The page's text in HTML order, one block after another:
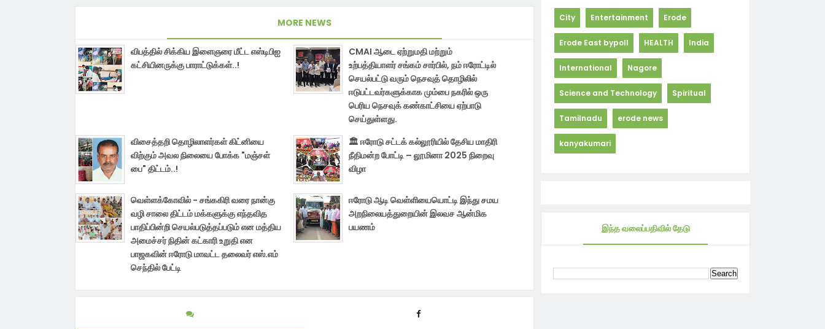
MORE NEWS
விபத்தில் சிக்கிய இளைஞரை மீட்ட எஸ்டிபிஐ
கட்சியினருக்கு பாராட்டுக்கள்..!
CMAI ஆடை ஏற்றுமதி மற்றும்
உற்பத்தியாளர் சங்கம் சார்பில், நம் ஈரோட்டில்
செயல்பட்டு வரும் நெசவுத் தொழிலில்
ஈடுபட்டவர்களுக்காக மும்பை நகரில் ஒரு
பெரிய நெசவுக் கண்காட்சியை ஏற்பாடு
செய்துள்ளது.
விசைத்தறி தொழிலாளர்கள் கிட்னியை
விற்கும் அவல நிலையை போக்க "மஞ்சள்
பை" திட்டம்..!
🏛️ ஈரோடு சட்டக் கல்லூரியில் தேசிய மாதிரி
நீதிமன்ற போட்டி – லூமினா 2025 நிறைவு
விழா
வெள்ளக்கோவில் - சங்ககிரி வரை நான்கு
வழி சாலை திட்டம் மக்களுக்கு எந்தவித
பாதிப்பின்றி செயல்படுத்தப்படும் என மத்திய
அமைச்சர் நிதின் கட்காரி உறுதி என
பாஜகவின் ஈரோடு மாவட்ட தலைவர் எஸ்.எம்
செந்தில் பேட்டி
ஈரோடு ஆடி வெள்ளியையொட்டி இந்து சமய
அறநிலையத்துறையின் இலவச ஆன்மிக
பயணம்
City Entertainment Erode
Erode East bypoll HEALTH India
International Nagore
Science and Technology Spiritual
Tamilnadu erode news
kanyakumari
இந்த வலைப்பதிவில் தேடு